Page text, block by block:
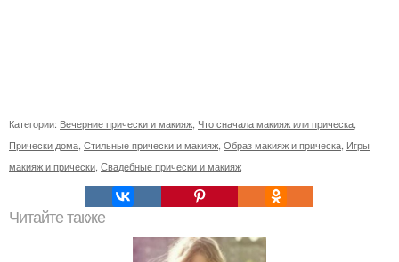
Категории: Вечерние прически и макияж Что сначала макияж или прическа
Прически дома Стильные прически и макияж Образ макияж и прическа Игры
макияж и прически Свадебные прически и макияж
Читайте также